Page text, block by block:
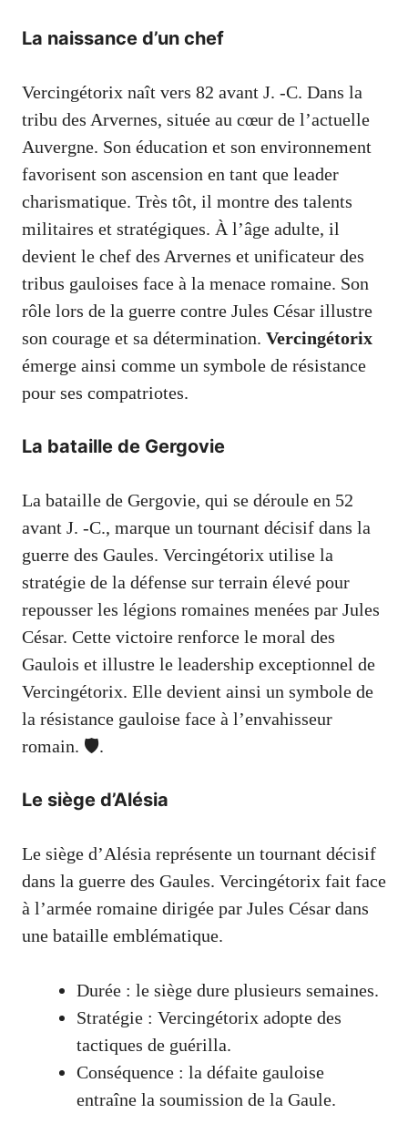
La naissance d’un chef
Vercingétorix naît vers 82 avant J. -C. Dans la
tribu des Arvernes, située au cœur de l’actuelle
Auvergne. Son éducation et son environnement
favorisent son ascension en tant que leader
charismatique. Très tôt, il montre des talents
militaires et stratégiques. À l’âge adulte, il
devient le chef des Arvernes et unificateur des
tribus gauloises face à la menace romaine. Son
rôle lors de la guerre contre Jules César illustre
son courage et sa détermination. Vercingétorix
émerge ainsi comme un symbole de résistance
pour ses compatriotes.
La bataille de Gergovie
La bataille de Gergovie, qui se déroule en 52
avant J. -C., marque un tournant décisif dans la
guerre des Gaules. Vercingétorix utilise la
stratégie de la défense sur terrain élevé pour
repousser les légions romaines menées par Jules
César. Cette victoire renforce le moral des
Gaulois et illustre le leadership exceptionnel de
Vercingétorix. Elle devient ainsi un symbole de
la résistance gauloise face à l’envahisseur
romain. 🛡️.
Le siège d’Alésia
Le siège d’Alésia représente un tournant décisif
dans la guerre des Gaules. Vercingétorix fait face
à l’armée romaine dirigée par Jules César dans
une bataille emblématique.
Durée : le siège dure plusieurs semaines.
Stratégie : Vercingétorix adopte des
tactiques de guérilla.
Conséquence : la défaite gauloise
entraîne la soumission de la Gaule.